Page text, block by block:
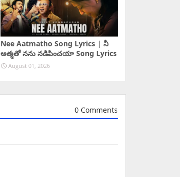
Nee Aatmatho Song Lyrics | నీ
ఆత్మతో నను నడిపించయా Song Lyrics
August 01, 2026
0 Comments